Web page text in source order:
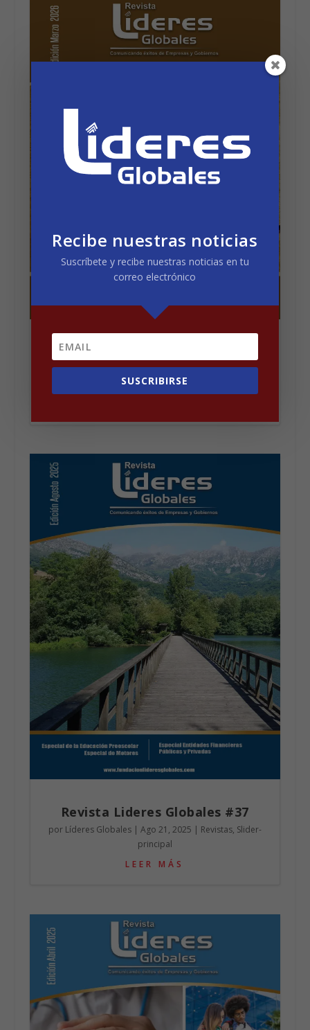
Revista Lideres Globales #38
porLíderes Globales|Mar 26, 2026|Revistas,Slider-
principal
Revista Lideres Globales #37
por Líderes Globales| Ago 21, 2025 | Revistas, Slider-
principal
LEER MÁS
Recibe nuestras noticias
Suscríbete y recibe nuestras noticias en tu
correo electrónico
SUSCRIBIRSE